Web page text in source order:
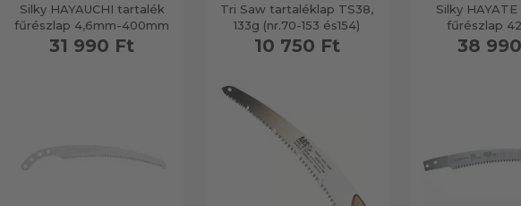
Silky HAYAUCHI tartalék
fűrészlap 4,6mm-400mm
31 990 Ft
Tri Saw tartaléklap TS38,
133g (nr.70-153 és154)
10 750 Ft
Silky
fűrészlap
38